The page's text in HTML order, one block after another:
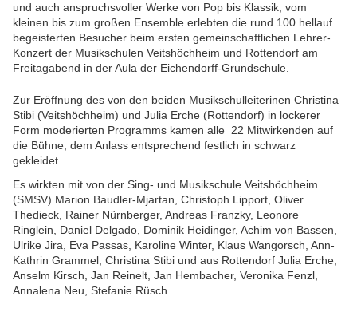
und auch anspruchsvoller Werke von Pop bis Klassik, vom
kleinen bis zum großen Ensemble erlebten die rund 100 hellauf
begeisterten Besucher beim ersten gemeinschaftlichen Lehrer-
Konzert der Musikschulen Veitshöchheim und Rottendorf am
Freitagabend in der Aula der Eichendorff-Grundschule.
Zur Eröffnung des von den beiden Musikschulleiterinen Christina
Stibi (Veitshöchheim) und Julia Erche (Rottendorf) in lockerer
Form moderierten Programms kamen alle 22 Mitwirkenden auf
die Bühne, dem Anlass entsprechend festlich in schwarz
gekleidet.
Es wirkten mit von der Sing- und Musikschule Veitshöchheim
(SMSV) Marion Baudler-Mjartan, Christoph Lipport, Oliver
Thedieck, Rainer Nürnberger, Andreas Franzky, Leonore
Ringlein, Daniel Delgado, Dominik Heidinger, Achim von Bassen,
Ulrike Jira, Eva Passas, Karoline Winter, Klaus Wangorsch, Ann-
Kathrin Grammel, Christina Stibi und aus Rottendorf Julia Erche,
Anselm Kirsch, Jan Reinelt, Jan Hembacher, Veronika Fenzl,
Annalena Neu, Stefanie Rüsch.